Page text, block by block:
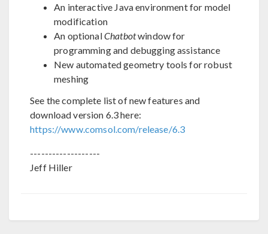
An interactive Java environment for model
modification
An optionalChatbotwindow for
programming and debugging assistance
New automated geometry tools for robust
meshing
See the complete list of new features and
download version 6.3 here:
https://www.comsol.com/release/6.3
-------------------
Jeff Hiller